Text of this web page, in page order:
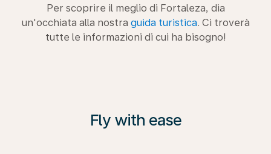
Per scoprire il meglio di Fortaleza, dia
un'occhiata alla nostra guida turistica. Ci troverà
tutte le informazioni di cui ha bisogno!
Fly with ease